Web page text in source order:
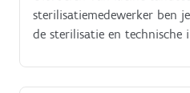
sterilisatiemedewerker ben
de sterilisatie en technische
instrumenten etc.